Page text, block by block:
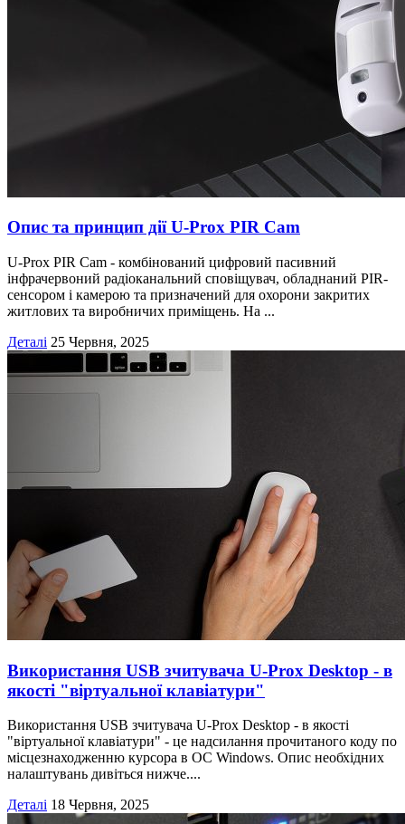
Опис та принцип дії U-Prox PIR Cam
U-Prox PIR Cam - комбінований цифровий пасивний
інфрачервоний радіоканальний сповіщувач, обладнаний PIR-
сенсором і камерою та призначений для охорони закритих
житлових та виробничих приміщень. На ...
Деталі 25 Червня, 2025
Використання USB зчитувача U-Prox Desktop - в
якості "віртуальної клавіатури"
Використання USB зчитувача U-Prox Desktop - в якості
"віртуальної клавіатури" - це надсилання прочитаного коду по
місцезнаходженню курсора в ОС Windows. Опис необхідних
налаштувань дивіться нижче....
Деталі 18 Червня, 2025